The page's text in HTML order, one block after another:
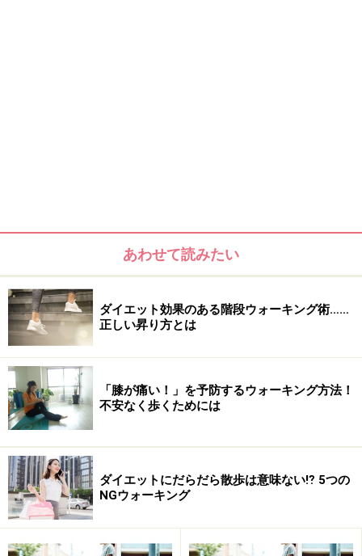
自身の体質及び健康状態を十分に考慮したうえで、正しい方法で
おこなってください。また、全ての方への有効性を保証するもの
1/2 次のページへ
あわせて読みたい
ダイエット効果のある階段ウォーキング術……
正しい昇り方とは
「膝が痛い！」を予防するウォーキング方法！
不安なく歩くためには
ダイエットにだらだら散歩は意味ない⁉︎ 5つの
NGウォーキング